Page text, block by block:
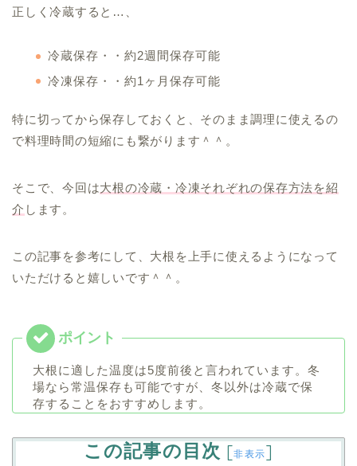
正しく冷蔵すると…、
冷蔵保存・・約2週間保存可能
冷凍保存・・約1ヶ月保存可能
特に切ってから保存しておくと、そのまま調理に使えるの
で料理時間の短縮にも繋がります＾＾。
そこで、今回は大根の冷蔵・冷凍それぞれの保存方法を紹
介 します。
この記事を参考にして、大根を上手に使えるようになって
いただけると嬉しいです＾＾。
大根に適した温度は5度前後と言われています。冬
場なら常温保存も可能ですが、冬以外は冷蔵で保
存することをおすすめします。
この記事の目次 [非表示]